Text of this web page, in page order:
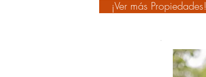
¡Ver más Propiedades!